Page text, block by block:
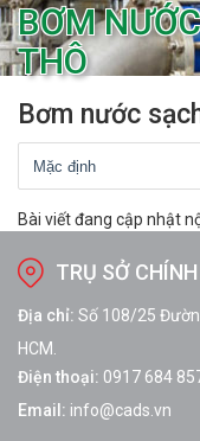
BƠM
THÔ
Bơm nước
Bài viết đang cập nhật
TRỤ SỞ CHÍNH
Địa chỉ: Số 108/25
HCM.
Điện thoại: 0917 684
Email: info@cads.vn